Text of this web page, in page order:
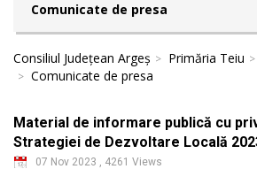
Comunicate de presa
Consiliul Județean Argeș Primăria Teiu
Comunicate de presa
Material de informare publică cu
Strategiei de Dezvoltare Locală
07 Nov 2023 , 4261 Views